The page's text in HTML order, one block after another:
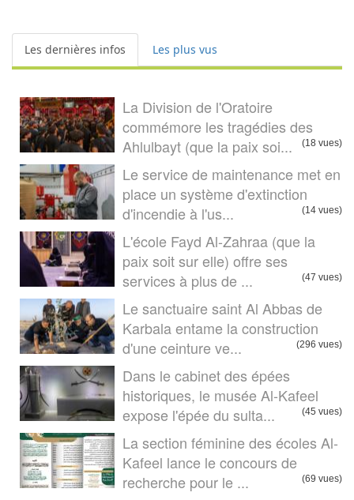
Les dernières infos Les plus vus
La Division de l'Oratoire
commémore les tragédies des
Ahlulbayt (que la paix soi...
(18 vues)
Le service de maintenance met en
place un système d'extinction
d'incendie à l'us...
(14 vues)
L'école Fayd Al-Zahraa (que la
paix soit sur elle) offre ses
services à plus de ...
(47 vues)
Le sanctuaire saint Al Abbas de
Karbala entame la construction
d'une ceinture ve...
(296 vues)
Dans le cabinet des épées
historiques, le musée Al-Kafeel
expose l'épée du sulta...
(45 vues)
La section féminine des écoles Al-
Kafeel lance le concours de
recherche pour le ...
(69 vues)